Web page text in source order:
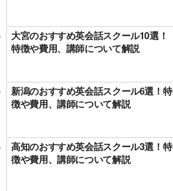
大宮のおすすめ英会話スクール10選！
特徴や費用、講師について解説
新潟のおすすめ英会話スクール6選！特
徴や費用、講師について解説
高知のおすすめ英会話スクール3選！特
徴や費用、講師について解説